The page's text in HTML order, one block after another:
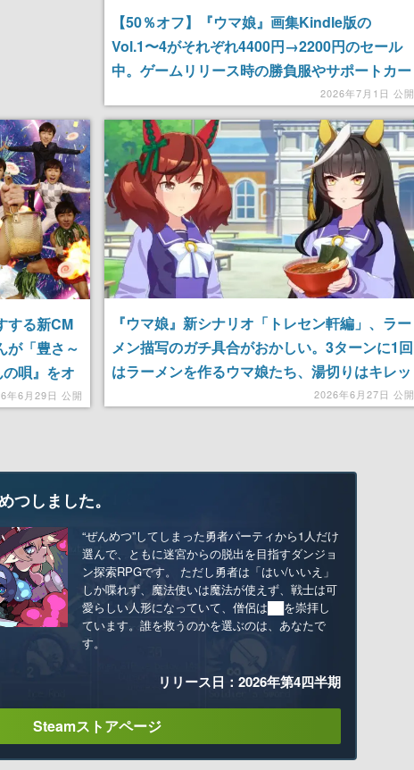
【50％オフ】『ウマ娘』画集Kindle版の
Vol.1〜4がそれぞれ4400円→2200円のセール
中。ゲームリリース時の勝負服やサポートカー
ドのラフなど稀少なイラストを収録2026年7月1日 公開
する新CM
が「豊さ～
唄』をオ
年6月29日 公開
『ウマ娘』新シナリオ「トレセン軒編」、ラー
メン描写のガチ具合がおかしい。3ターンに1回
はラーメンを作るウマ娘たち、湯切りはキレッ
キレの「天空落とし」……俺たちは何を見せら
2026年6月27日 公開
つしました。
“ぜんめつ”してしまった勇者パーティから1人だけ
選んで、ともに迷宮からの脱出を目指すダンジョ
ン探索RPGです。 ただし勇者は「はい/いいえ」
しか喋れず、魔法使いは魔法が使えず、戦士は可
愛らしい人形になっていて、僧侶は██を崇拝し
ています。誰を救うのかを選ぶのは、あなたで
す。
リリース日：2026年第4四半期
Steamストアページ